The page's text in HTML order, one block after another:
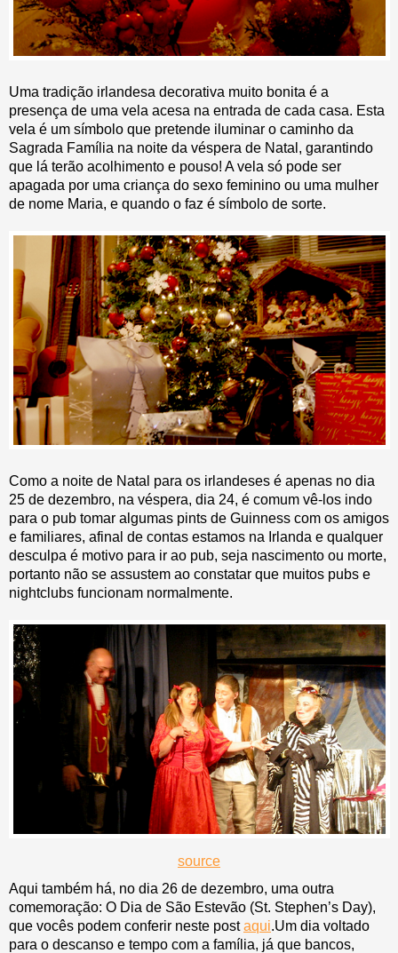
Uma tradição irlandesa decorativa muito bonita é a
presença de uma vela acesa na entrada de cada casa. Esta
vela é um símbolo que pretende iluminar o caminho da
Sagrada Família na noite da véspera de Natal, garantindo
que lá terão acolhimento e pouso! A vela só pode ser
apagada por uma criança do sexo feminino ou uma mulher
de nome Maria, e quando o faz é símbolo de sorte.
Como a noite de Natal para os irlandeses é apenas no dia
25 de dezembro, na véspera, dia 24, é comum vê-los indo
para o pub tomar algumas pints de Guinness com os amigos
e familiares, afinal de contas estamos na Irlanda e qualquer
desculpa é motivo para ir ao pub, seja nascimento ou morte,
portanto não se assustem ao constatar que muitos pubs e
nightclubs funcionam normalmente.
source
Aqui também há, no dia 26 de dezembro, uma outra
comemoração: O Dia de São Estevão (St. Stephen’s Day),
que vocês podem conferir neste postaqui.Um dia voltado
para o descanso e tempo com a família, já que bancos,